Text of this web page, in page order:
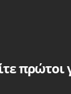
πρώτοι